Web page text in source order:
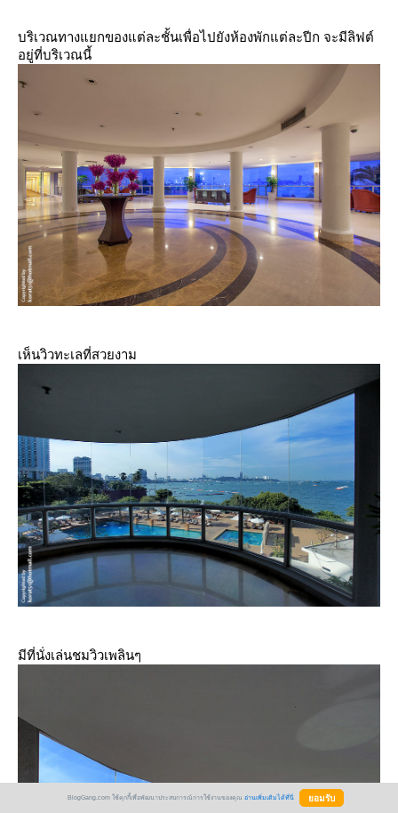
บริเวณทางแยกของแต่ละชั้นเพื่อไปยังห้องพักแต่ละปีก จะมีลิฟต์
อยู่ที่บริเวณนี้
เห็นวิวทะเลที่สวยงาม
มีที่นั่งเล่นชมวิวเพลินๆ
BlogGang.com ใช้คุกกี้เพื่อพัฒนาประสบการณ์การใช้งานของคุณ อ่านเพิ่มเติมได้ที่นี่